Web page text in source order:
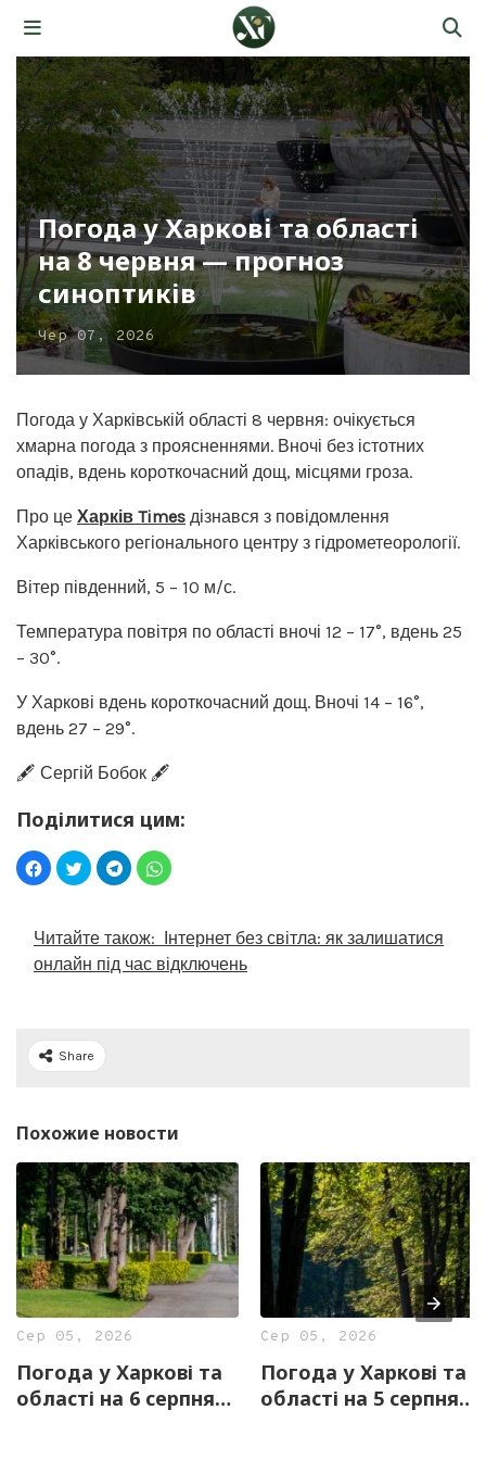
Погода у Харкові та області
на 8 червня — прогноз
синоптиків
Чер 07, 2026
Погода у Харківській області 8 червня: очікується
хмарна погода з проясненнями. Вночі без істотних
опадів, вдень короткочасний дощ, місцями гроза.
Про це Харків Times дізнався з повідомлення
Харківського регіонального центру з гідрометеорології.
Вітер південний, 5 – 10 м/с.
Температура повітря по області вночі 12 – 17°, вдень 25
– 30°.
У Харкові вдень короткочасний дощ. Вночі 14 – 16°,
вдень 27 – 29°.
🖋️ Сергій Бобок 🖋️
Поділитися цим:
Читайте також: Інтернет без світла: як залишатися
онлайн під час відключень
Share
Похожие новости
Сер 05, 2026
Погода у Харкові та
області на 6 серпня
Сер 05, 2026
Погода у Харкові та
області на 5 серпня